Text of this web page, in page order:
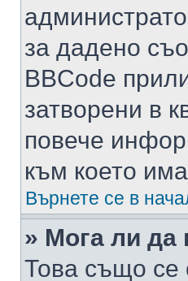
за дадено
BBCode
затворени в
повече
към което
Върнете се в
» Мога ли да
Това също се